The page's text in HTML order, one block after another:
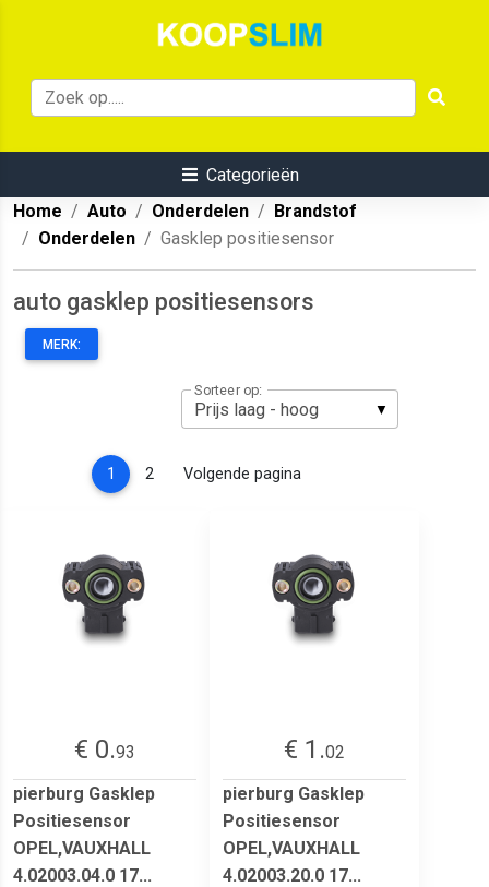
Categorieën
Home
Auto Onderdelen
Brandstof
Onderdelen
Gasklep positiesensor
auto gasklep positiesensors
MERK:
Sorteer op:
1 (current)
2 Volgende pagina
€ 0.93
pierburg Gasklep
Positiesensor
OPEL,VAUXHALL
4.02003.04.0 17...
€ 1.02
pierburg Gasklep
Positiesensor
OPEL,VAUXHALL
4.02003.20.0 17...